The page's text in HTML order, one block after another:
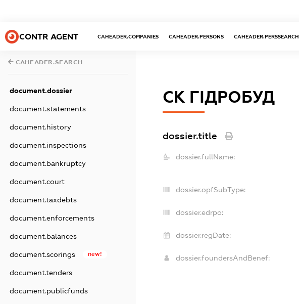
CONTR AGENT CAHEADER.COMPANIES CAHEADER.PERSONS CAHEADER.PERSSEARCH
CAHEADER.SEARCH
document.dossier
document.statements
document.history
document.inspections
document.bankruptcy
document.court
document.taxdebts
document.enforcements
document.balances
document.scorings new!
document.tenders
document.publicfunds
СК ГІДРОБУД
dossier.title
dossier.fullName:
dossier.opfSubType:
dossier.edrpo:
dossier.regDate:
dossier.foundersAndBenef: